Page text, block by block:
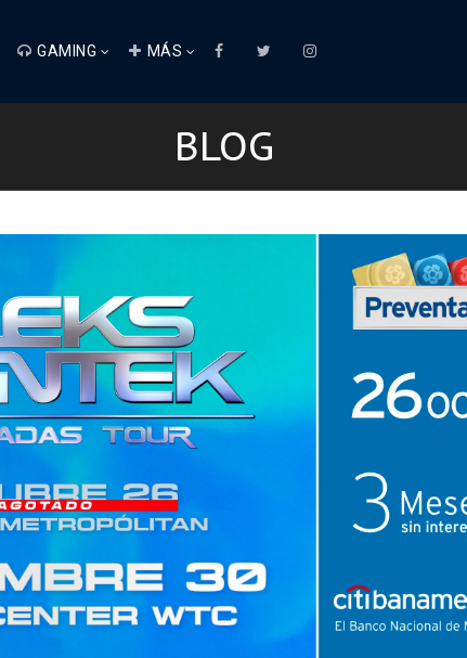
GAMING MÁS
BLOG